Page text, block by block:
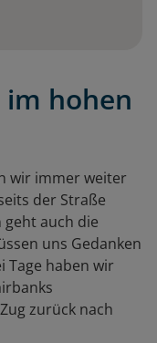
im hohen
wir immer weiter
der Straße
auch die
uns Gedanken
Tage haben wir
zurück nach